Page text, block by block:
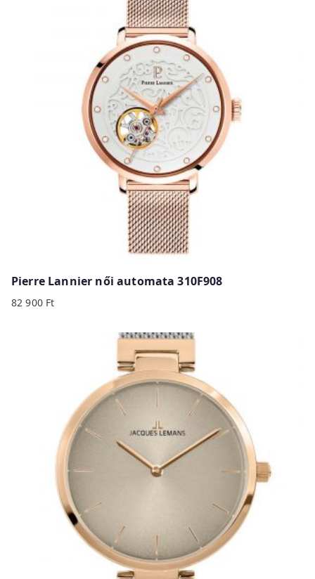
Pierre Lannier női automata 310F908
82 900 Ft